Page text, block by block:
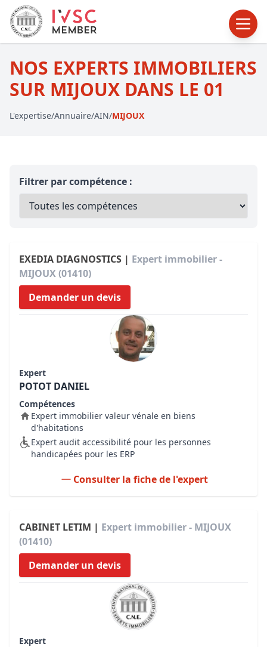
NOS EXPERTS IMMOBILIERS
SUR MIJOUX DANS LE 01
L'expertise/Annuaire/AIN/MIJOUX
Filtrer par compétence :
EXEDIA DIAGNOSTICS | Expert immobilier -
MIJOUX (01410)
Demander un devis
Expert
POTOT DANIEL
Compétences
Expert immobilier valeur vénale en biens
d'habitations
Expert audit accessibilité pour les personnes
handicapées pour les ERP
Consulter la fiche de l'expert
CABINET LETIM | Expert immobilier - MIJOUX
(01410)
Demander un devis
Expert